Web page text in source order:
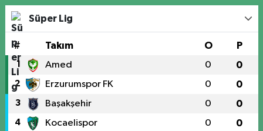
Süper Lig
# Takım O P
1 Amed 0 0
2 Erzurumspor FK 0 0
3 Başakşehir 0 0
4 Kocaelispor 0 0